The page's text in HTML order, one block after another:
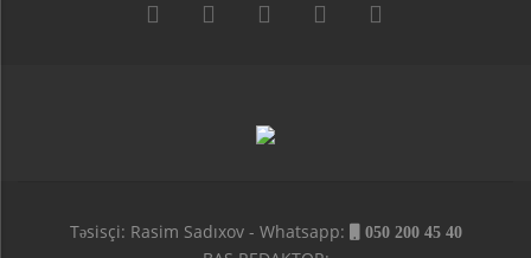
Təsisçi: Rasim Sadıxov - Whatsapp: 050 200 45 40